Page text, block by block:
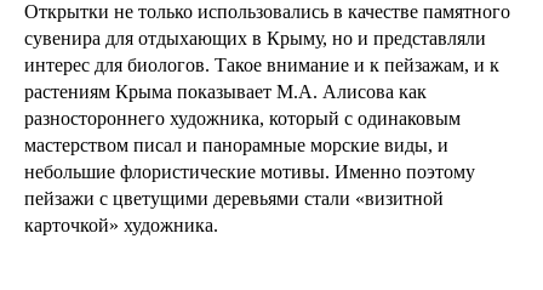
Открытки не только использовались в качестве памятного
сувенира для отдыхающих в Крыму, но и представляли
интерес для биологов. Такое внимание и к пейзажам, и к
растениям Крыма показывает М.А. Алисова как
разностороннего художника, который с одинаковым
мастерством писал и панорамные морские виды, и
небольшие флористические мотивы. Именно поэтому
пейзажи с цветущими деревьями стали «‎визитной
карточкой» художника.